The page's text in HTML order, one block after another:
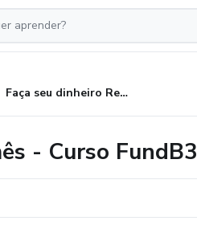
Faça seu dinheiro Render 3% ao mês - Curso FundB3
- Curso FundB3